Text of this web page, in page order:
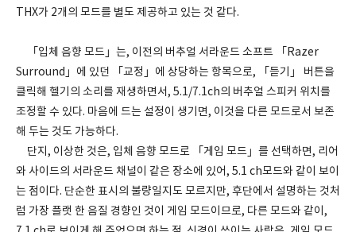
THX가 2개의 모드를 별도 제공하고 있는 것 같다.
「입체 음향 모드」는, 이전의 버추얼 서라운드 소프트 「Razer
Surround」에 있던 「교정」에 상당하는 항목으로, 「듣기」 버튼을
클릭해 헬기의 소리를 재생하면서, 5.1/7.1ch의 버추얼 스피커 위치를
조정할 수 있다. 마음에 드는 설정이 생기면, 이것을 다른 모드로서 보존
해 두는 것도 가능하다.
단지, 이상한 것은, 입체 음향 모드로 「게임 모드」를 선택하면, 리어
와 사이드의 서라운드 채널이 같은 장소에 있어, 5.1 ch모드와 같이 보이
는 점이다. 단순한 표시의 불량일지도 모르지만, 후단에서 설명하는 것처
럼 가장 플랫 한 음질 경향인 것이 게임 모드이므로, 다른 모드와 같이,